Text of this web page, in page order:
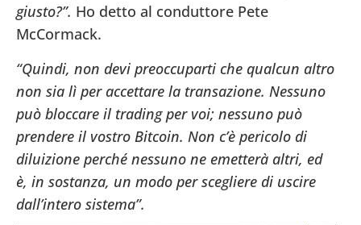
giusto?”. Ho detto al conduttore Pete
McCormack.
“Quindi, non devi preoccuparti che qualcun altro
non sia lì per accettare la transazione. Nessuno
può bloccare il trading per voi; nessuno può
prendere il vostro Bitcoin. Non c’è pericolo di
diluizione perché nessuno ne emetterà altri, ed
è, in sostanza, un modo per scegliere di uscire
dall’intero sistema”.